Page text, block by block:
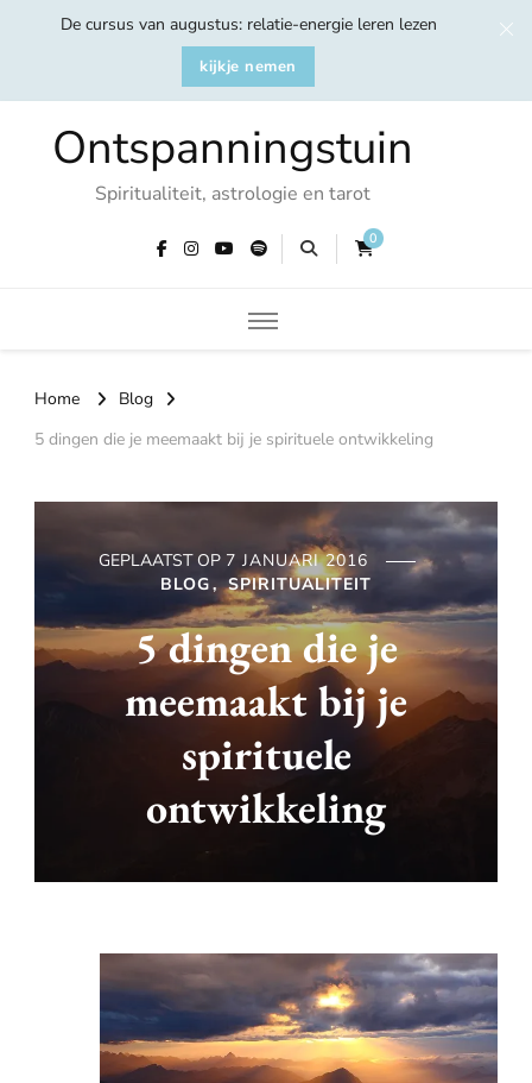
De cursus van augustus: relatie-energie leren lezen
kijkje nemen
Ontspanningstuin
Spiritualiteit, astrologie en tarot
0
Home
Blog
5 dingen die je meemaakt bij je spirituele ontwikkeling
GEPLAATST OP 7 JANUARI 2016
BLOG
SPIRITUALITEIT
5 dingen die je
meemaakt bij je
spirituele
ontwikkeling